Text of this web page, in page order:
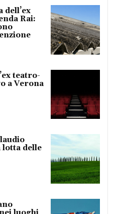
dell’ex
Rai:
teatro-
a Verona
lotta delle